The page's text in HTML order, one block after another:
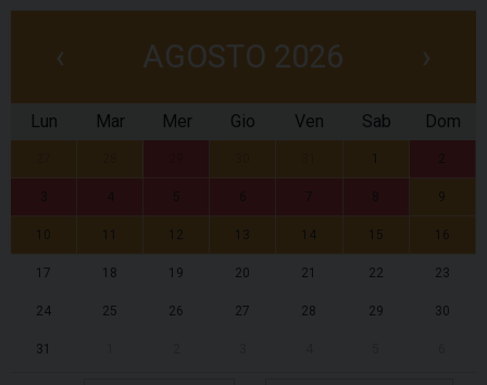
‹ AGOSTO 2026 ›
Lun Mar Mer Gio Ven Sab Dom
1 2
3 4 5 6 7 8 9
10 11 12 13 14 15 16
17 18 19 20 21 22 23
24 25 26 27 28 29 30
31